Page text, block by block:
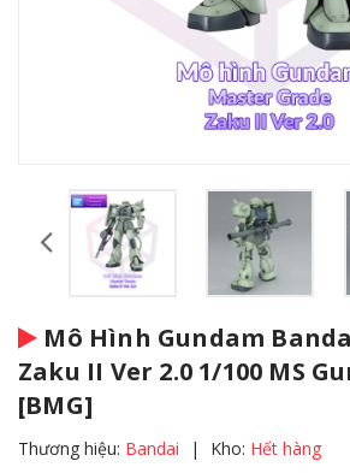
Mô Hình Gundam
Zaku II Ver 2.0 1/100 MS
[BMG]
Thương hiệu: Bandai | Kho: Hết hàng